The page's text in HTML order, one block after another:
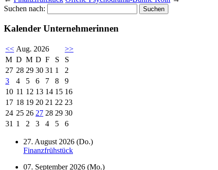
Suchen nach:
Kalender Unternehmerinnen
<< Aug. 2026
>>
M D M D F S
S
27 28 29 30 31 1
2
3
4 5 6 7 8
9
10 11 12 13 14 15 16
17 18 19 20 21 22 23
24 25 26 27 28 29 30
31 1 2 3 4 5 6
27. August 2026 (Do.)
Finanzfrühstück
07. September 2026 (Mo.)